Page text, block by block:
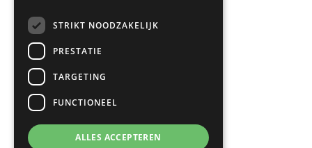
STRIKT NOODZAKELIJK
PRESTATIE
TARGETING
FUNCTIONEEL
ALLES ACCEPTEREN